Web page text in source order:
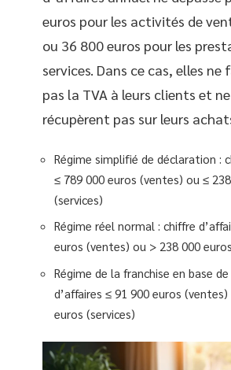
euros pour les activités de
ou 36 800 euros pour les
services. Dans ce cas, elles
pas la TVA à leurs clients et
récupèrent pas sur leurs
Régime simplifié de déclaration :
≤ 789 000 euros (ventes) ou ≤
(services)
Régime réel normal : chiffre
euros (ventes) ou > 238 000
Régime de la franchise en base
d’affaires ≤ 91 900 euros
euros (services)